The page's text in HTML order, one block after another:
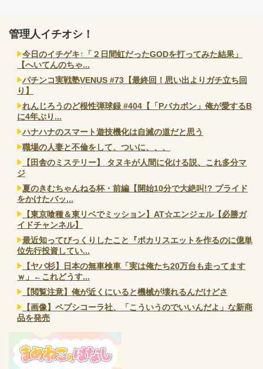
管理人イチオシ！
今日のイチゲキ↑「２日間虹だったGODを打ってみた結果」
【へいてんのちゃ...
パチンコ実戦塾VENUS #73【最終回！思い出よりガチ立ち回
り】
れんじろうのど根性弾球録 #404【「Pバカボン」俺が愛するB
に4年ぶり...
ハナハナのスマート遊技機化は自滅の道だと思う
職場の人妻と不倫をして、ついに、、、
【田舎のミステリー】 タヌキが人間に化ける説、これ多分マ
ジ
夏のきむちゃんねる杯・前編【開始10分で大絶叫!? プライド
をかけたバッ...
【東京喰種＆東リベでミッション】AT☆エンジェル【必勝ガ
イドチャンネル】
最近知ってびっくりしたこと『ポカリスエットを作るのに億単
位先行投資してい...
【ヤバ杉】日本の無車検車「実は俺たち20万台も走ってます
ｗ」←これどうす...
【閲覧注意】俺が近くにいると機械が壊れるんだけどさ
【画像】ペプシコーラ社、「こういうのでいいんだよ」な新商
品を発売